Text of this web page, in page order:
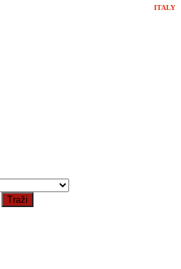
Traži
ITALY